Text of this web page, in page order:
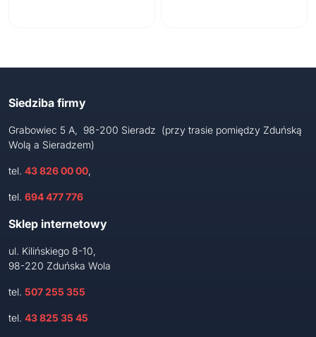
Siedziba firmy
Grabowiec 5 A, 98-200 Sieradz (przy trasie pomiędzy Zduńską
Wolą a Sieradzem)
tel. 43 826 00 00,
tel. 694 477 776
Sklep internetowy
ul. Kilińskiego 8-10,
98-220 Zduńska Wola
tel. 507 255 355
tel. 43 825 35 45